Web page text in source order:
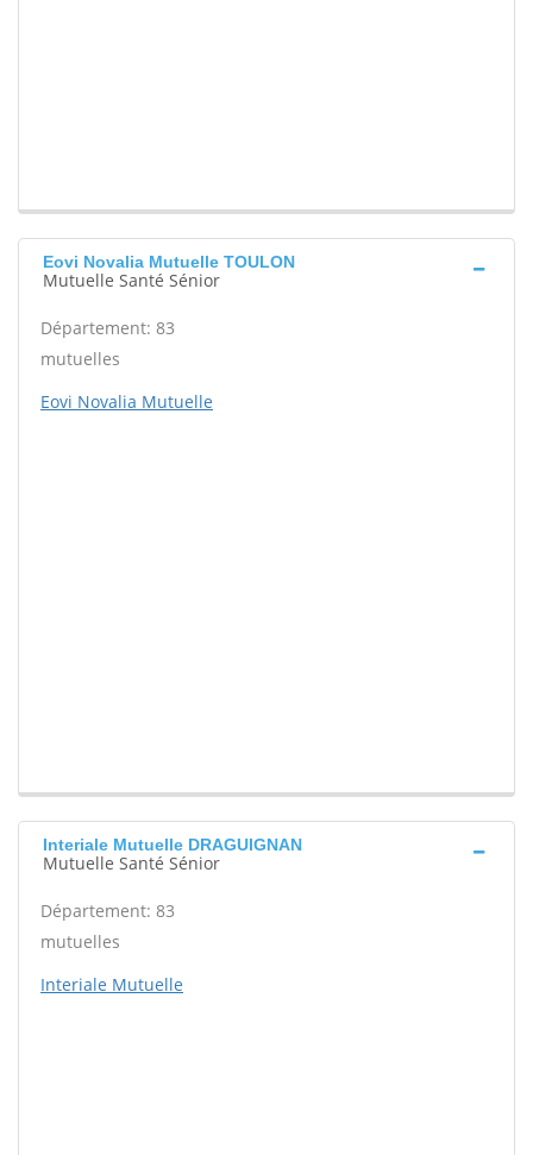
Eovi Novalia Mutuelle TOULON
Mutuelle Santé Sénior
Département: 83
mutuelles
Eovi Novalia Mutuelle
Interiale Mutuelle DRAGUIGNAN
Mutuelle Santé Sénior
Département: 83
mutuelles
Interiale Mutuelle